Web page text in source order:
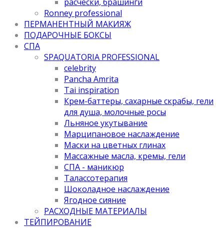
Ronney professional
ПЕРМАНЕНТНЫЙ МАКИЯЖ
ПОДАРОЧНЫЕ БОКСЫ
СПА
SPAQUATORIA PROFESSIONAL
celebrity
Pancha Amrita
Tai inspiration
Крем-баттеры, сахарные скрабы, гели
для душа, молочные росы
Льняное укутывание
Марципановое наслаждение
Маски на цветных глинах
Массажные масла, кремы, гели
СПА - маникюр
Талассотерапия
Шоколадное наслаждение
Ягодное сияние
РАСХОДНЫЕ МАТЕРИАЛЫ
ТЕЙПИРОВАНИЕ